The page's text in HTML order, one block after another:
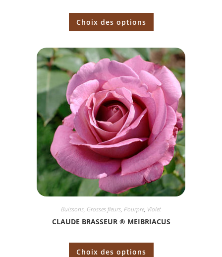
Choix des options
Buissons, Grosses fleurs, Pourpre, Violet
CLAUDE BRASSEUR ® MEIBRIACUS
Choix des options